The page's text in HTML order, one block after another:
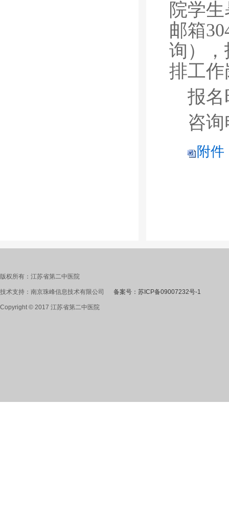
院学
邮箱
询）
排工
报名
咨
附件
版权所有：江苏省第二中医院
技术支持：南京珠峰信息技术有限公司 备案号：苏ICP备09007232号-1
Copyright © 2017 江苏省第二中医院